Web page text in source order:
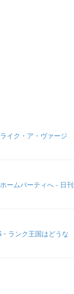
イク・ア・ヴァージ
ームパーティへ - 日刊
ランク王国はどうな